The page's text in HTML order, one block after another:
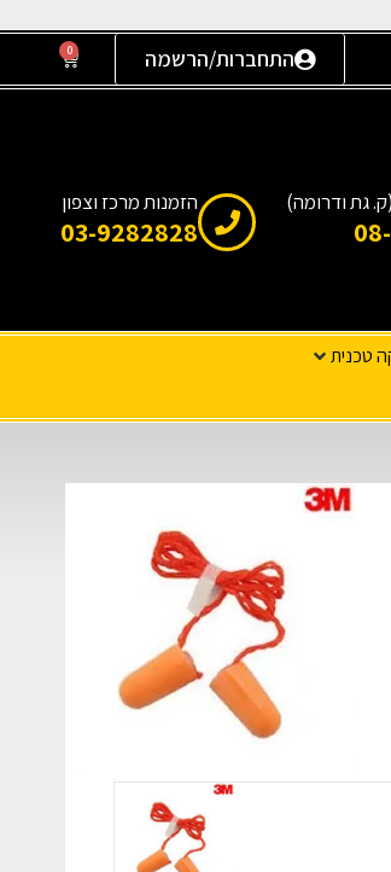
התחברות/הרשמה 0
גת ודרומה) הזמנות מרכז וצפון
03-9282828
טכנית